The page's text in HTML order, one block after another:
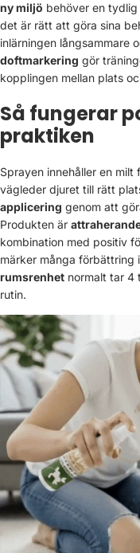
ny miljö behöver en
det är rätt att göra sina
inlärningen långsammare
doftmarkering gör
kopplingen mellan plats
Så fungerar
praktiken
Sprayen innehåller en
vägleder djuret till rätt
applicering genom att
Produkten är
kombination med positiv
märker många förbättring
rumsrenhet normalt tar 4
rutin.